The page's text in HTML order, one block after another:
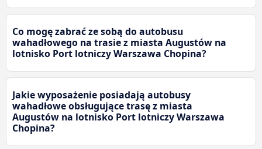
Co mogę zabrać ze sobą do autobusu
wahadłowego na trasie z miasta Augustów na
lotnisko Port lotniczy Warszawa Chopina?
Jakie wyposażenie posiadają autobusy
wahadłowe obsługujące trasę z miasta
Augustów na lotnisko Port lotniczy Warszawa
Chopina?